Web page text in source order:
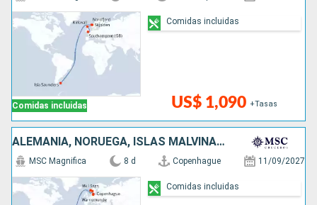
Comidas incluidas US$ 1,090 +Tasas
Comidas incluidas
ALEMANIA, NORUEGA, ISLAS MALVINAS, DINAMARCA
MSC Magnifica 8 d Copenhague 11/09/2027
Comidas incluidas